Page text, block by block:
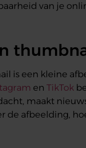
van je
is een kleine
en TikTok
maakt
de afbeelding,